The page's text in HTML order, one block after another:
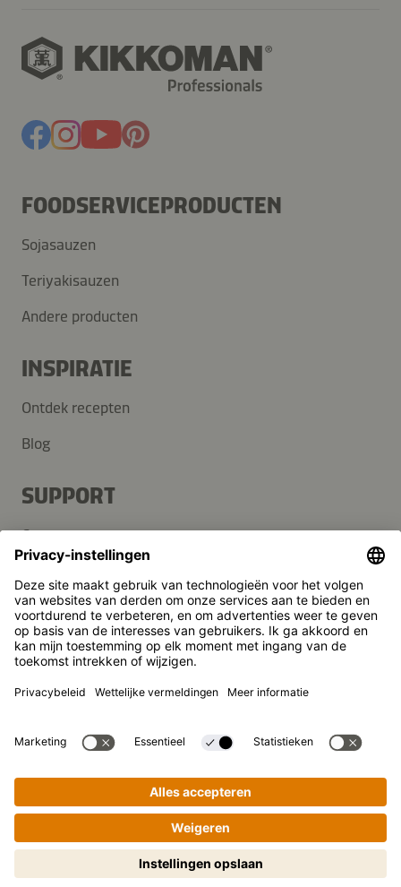
Stapsgewijs koken gemakkelijk
gemaakt! Tik om te starten.
FOODSERVICEPRODUCTEN
Sojasauzen
Teriyakisauzen
Andere producten
INSPIRATIE
Ontdek recepten
Blog
SUPPORT
Contact
Media
Kikkoman is een geregistreerd handelsmerk van Kikkoman
Corporation, Japan.
Theodorstraße 180, 40472 Düsseldorf, Germany
Opgenomen in het handelsregister bij het kantongerecht
Privacy-instellingen
Wettelijke kennisgeving
Gegevensbescherming